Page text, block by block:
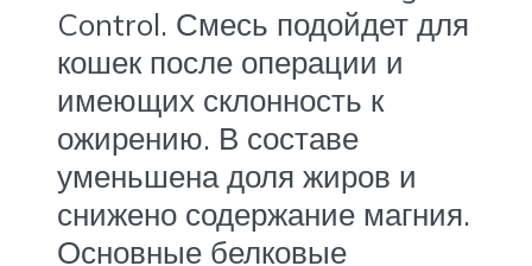
Control. Смесь подойдет для
кошек после операции и
имеющих склонность к
ожирению. В составе
уменьшена доля жиров и
снижено содержание магния.
Основные белковые